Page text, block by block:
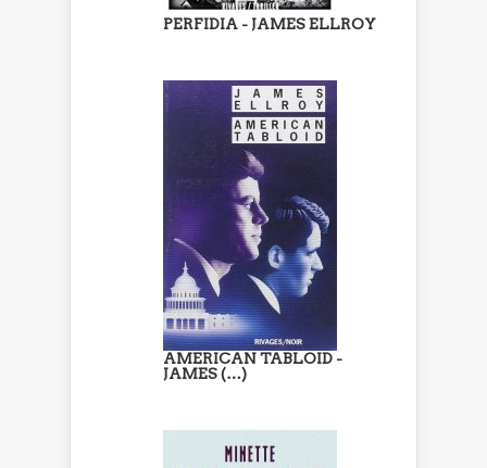
PERFIDIA - JAMES ELLROY
AMERICAN TABLOID -
JAMES (…)